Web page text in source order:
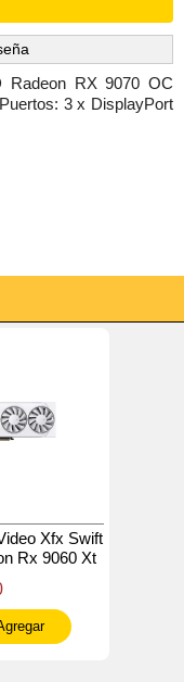
Radeon RX 9070 OC
3 x DisplayPort
Xfx Swift
Rx 9060 Xt
16Gb